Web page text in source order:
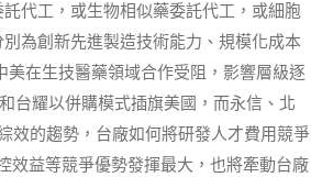
代工，或生物相似藥委託代工，或細胞
為創新先進製造技術能力、規模化成本
在生技醫藥領域合作受阻，影響層級逐
台耀以併購模式插旗美國，而永信、北
效的趨勢，台廠如何將研發人才費用競爭
效益等競爭優勢發揮最大，也將牽動台廠